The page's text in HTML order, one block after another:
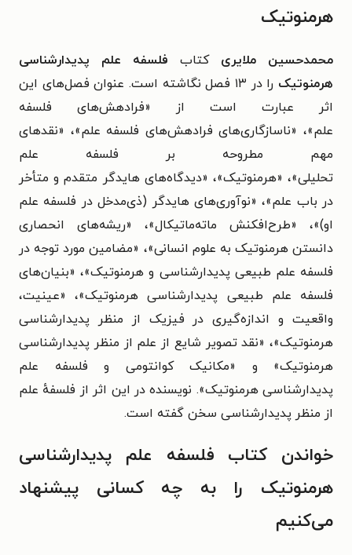
هرمنوتیک
محمدحسین ملایری کتاب فلسفه علم پدیدارشناسی
هرمنوتیک
را در ۱۳ فصل نگاشته است. عنوان فصل‌های این
اثر عبارت است از «فرادهش‌های فلسفه
علم»، «ناسازگاری‌های فرادهش‌های فلسفه علم»، «نقدهای
مهم مطروحه بر فلسفه علم
تحلیلی»، «هرمنوتیک»، «دیدگاه‌های هایدگر متقدم و متأخر
در باب علم»، «نوآوری‌های هایدگر (ذی‌مدخل در فلسفه علم
او)»، «طرح‌افکنش ماته‌ماتیکال»، «ریشه‌های انحصاری
دانستن هرمنوتیک به علوم انسانی»، «مضامین مورد توجه در
فلسفه علم طبیعی پدیدارشناسی و هرمنوتیک»، «بنیان‌های
فلسفه علم طبیعی پدیدارشناسی هرمنوتیک»، «عینیت،
واقعیت و اندازه‌گیری در فیزیک از منظر پدیدارشناسی
هرمنوتیک»، «نقد تصویر شایع از علم از منظر پدیدارشناسی
هرمنوتیک» و «مکانیک کوانتومی و فلسفه علم
پدیدارشناسی هرمنوتیک». نویسنده در این اثر از فلسفهٔ علم
از منظر پدیدارشناسی سخن گفته است.
خواندن کتاب فلسفه علم پدیدارشناسی
هرمنوتیک را به چه کسانی پیشنهاد
می‌کنیم